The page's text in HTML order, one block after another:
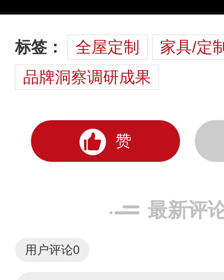
标签： 全屋定制
家具/定
品牌洞察调研成果
赞
最新评
用户评论0